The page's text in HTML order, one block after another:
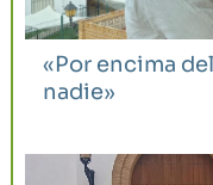
«Por encima
nadie»